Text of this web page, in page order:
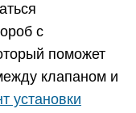
с
поможет
клапаном и
установки